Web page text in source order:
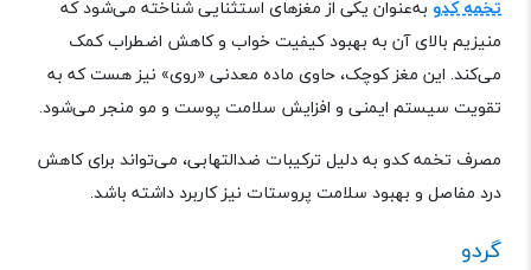
تخمه کدو به‌عنوان یکی از مغزهای استثنایی شناخته می‌شود که
منیزیم بالای آن به بهبود کیفیت خواب و کاهش اضطراب کمک
می‌کند. این مغز کوچک، حاوی ماده معدنی «روی» نیز هست که به
تقویت سیستم ایمنی و افزایش سلامت پوست و مو منجر می‌شود.
مصرف تخمه کدو به دلیل ترکیبات ضدالتهابی، می‌تواند برای کاهش
درد مفاصل و بهبود سلامت پروستات نیز کاربرد داشته باشد.
گردو